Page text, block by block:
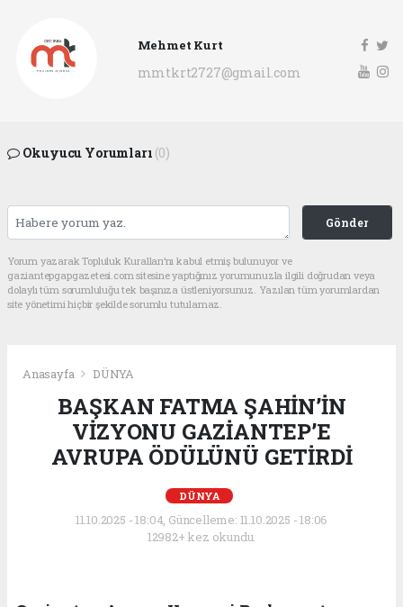
Mehmet Kurt
mmtkrt2727@gmail.com
Okuyucu Yorumları (0)
Gönder
Yorum yazarak Topluluk Kuralları’nı kabul etmiş bulunuyor ve
gaziantepgapgazetesi.com sitesine yaptığınız yorumunuzla ilgili doğrudan veya
dolaylı tüm sorumluluğu tek başınıza üstleniyorsunuz. Yazılan tüm yorumlardan
site yönetimi hiçbir şekilde sorumlu tutulamaz.
Anasayfa DÜNYA
BAŞKAN FATMA ŞAHİN’İN
VİZYONU GAZİANTEP’E
AVRUPA ÖDÜLÜNÜ GETİRDİ
DÜNYA
11.10.2025 - 18:04, Güncelleme: 11.10.2025 - 18:06
12982+ kez okundu.